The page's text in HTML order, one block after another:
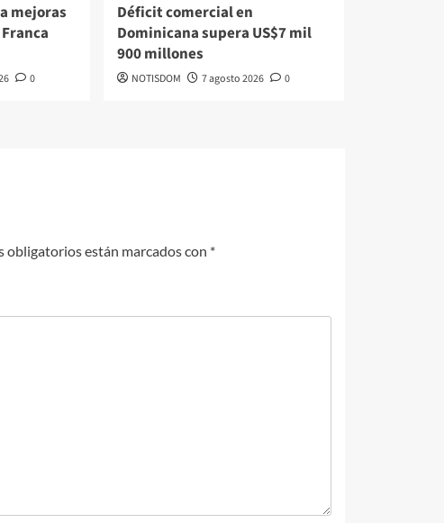
mejoras
0
Déficit comercial en
Dominicana supera US$7 mil
900 millones
NOTISDOM 7 agosto 2026 0
obligatorios están marcados con *